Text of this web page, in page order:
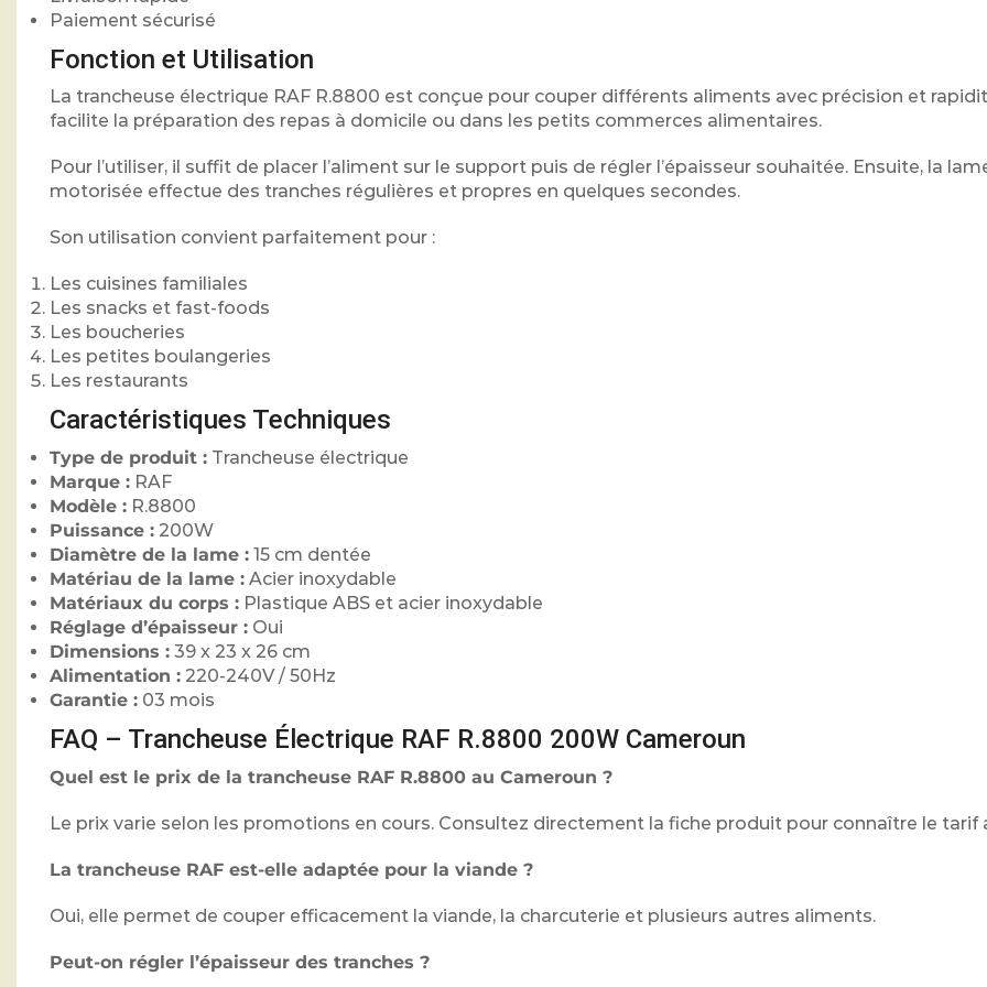
Paiement sécurisé
Fonction et Utilisation
La trancheuse électrique RAF R.8800 est conçue pour couper différents aliments avec précision et
facilite la préparation des repas à domicile ou dans les petits commerces alimentaires.
Pour l’utiliser, il suffit de placer l’aliment sur le support puis de régler l’épaisseur souhaitée. Ensuite, la
motorisée effectue des tranches régulières et propres en quelques secondes.
Son utilisation convient parfaitement pour :
Les cuisines familiales
Les snacks et fast-foods
Les boucheries
Les petites boulangeries
Les restaurants
Caractéristiques Techniques
Type de produit : Trancheuse électrique
Marque : RAF
Modèle : R.8800
Puissance : 200W
Diamètre de la lame : 15 cm dentée
Matériau de la lame : Acier inoxydable
Matériaux du corps : Plastique ABS et acier inoxydable
Réglage d’épaisseur : Oui
Dimensions : 39 x 23 x 26 cm
Alimentation : 220-240V / 50Hz
Garantie : 03 mois
FAQ – Trancheuse Électrique RAF R.8800 200W Cameroun
Quel est le prix de la trancheuse RAF R.8800 au Cameroun ?
Le prix varie selon les promotions en cours. Consultez directement la fiche produit pour connaître le tarif
La trancheuse RAF est-elle adaptée pour la viande ?
Oui, elle permet de couper efficacement la viande, la charcuterie et plusieurs autres aliments.
Peut-on régler l’épaisseur des tranches ?